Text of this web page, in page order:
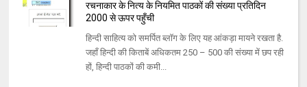
रचनाकार के नित्य के नियमित पाठकों की संख्या प्रतिदिन
2000 से ऊपर पहुँची
हिन्दी साहित्य को समर्पित ब्लॉग के लिए यह आंकड़ा मायने रखता है.
जहाँ हिन्दी की किताबें अधिकतम 250 – 500 की संख्या में छप रही
हों, हिन्दी पाठकों की कमी...